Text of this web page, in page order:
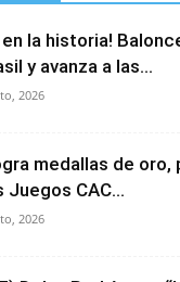
en la historia!
y avanza a las...
2026
medallas de oro,
Juegos CAC...
2026